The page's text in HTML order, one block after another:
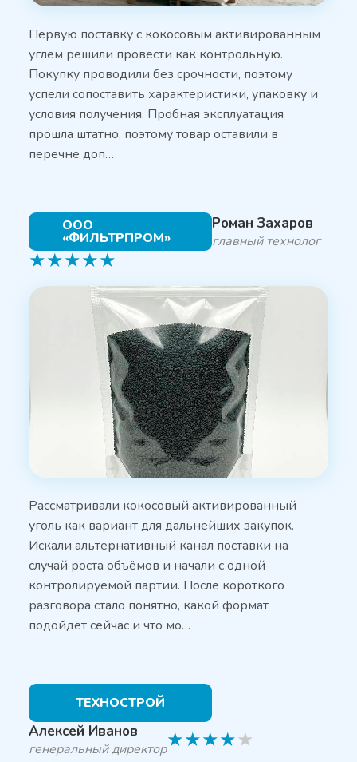
Первую поставку с кокосовым активированным
углём решили провести как контрольную.
Покупку проводили без срочности, поэтому
успели сопоставить характеристики, упаковку и
условия получения. Пробная эксплуатация
прошла штатно, поэтому товар оставили в
перечне доп…
ООО
«ФИЛЬТРПРОМ»
Роман Захаров
главный технолог
★★★★★
Рассматривали кокосовый активированный
уголь как вариант для дальнейших закупок.
Искали альтернативный канал поставки на
случай роста объёмов и начали с одной
контролируемой партии. После короткого
разговора стало понятно, какой формат
подойдёт сейчас и что мо…
ТЕХНОСТРОЙ
Алексей Иванов
генеральный директор★★★★★